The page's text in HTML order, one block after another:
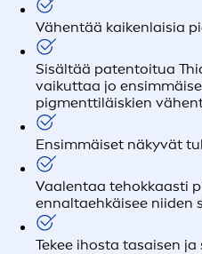
Vähentää kaikenlaisia
Sisältää patentoitua
vaikuttaa jo
pigmenttiläiskien
Ensimmäiset näkyvät
Vaalentaa tehokkaasti
ennaltaehkäisee niiden
Tekee ihosta tasaisen